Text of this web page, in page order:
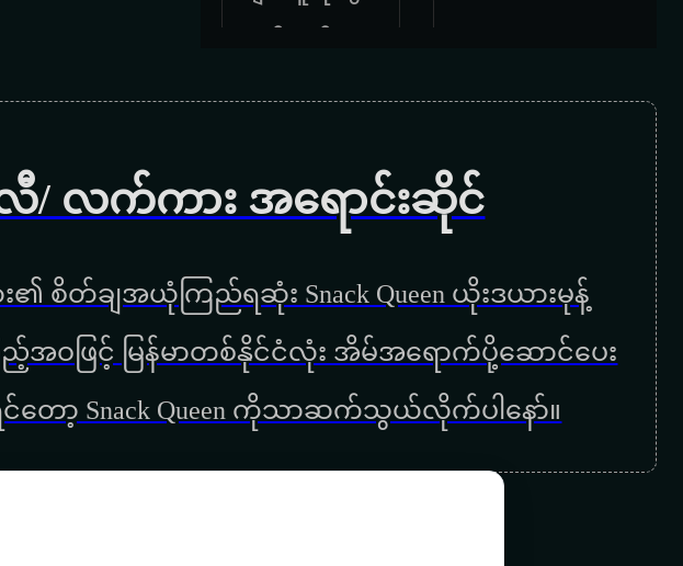
ခွန်အားမျှပါ
နေရာ ၂
ပြန်လာပြီ
အရင်လိုချစ်တုန်းပဲ
မြစ်နှစ်စင်းရဲ့ပင်လယ်
/ လက်ကား အရောင်းဆိုင်
၏ စိတ်ချအယုံကြည်ရဆုံး Snack Queen ယိုးဒယားမုန့်
ြည့်အဝဖြင့် မြန်မာတစ်နိုင်ငံလုံး အိမ်အရောက်ပို့ဆောင်ပေး
ော့ Snack Queen ကိုသာဆက်သွယ်လိုက်ပါနော်။